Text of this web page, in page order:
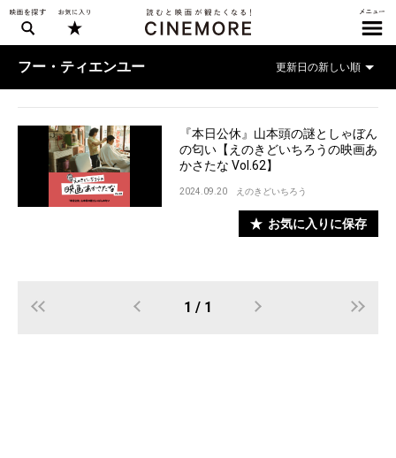
フー・ティエンユー
『本日公休』山本頭の謎としゃぼん
の匂い【えのきどいちろうの映画あ
かさたな Vol.62】
2024.09.20 えのきどいちろう
お気に入りに保存
1 / 1